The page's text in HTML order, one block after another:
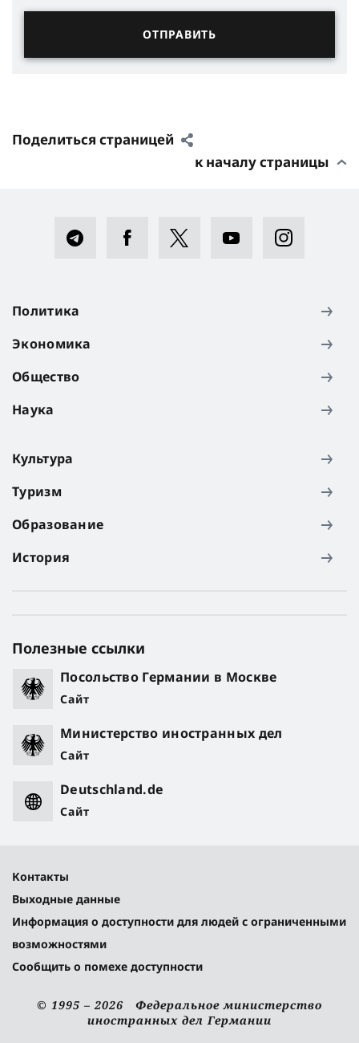
Поделиться страницей
к началу страницы
Политика
Экономика
Общество
Наука
Культура
Туризм
Образование
История
Полезные ссылки
Посольство Германии в Москве
Сайт
Министерство иностранных дел
Сайт
Deutschland.de
Сайт
Контакты
Выходные данные
Информация о доступности для людей с ограниченными
возможностями
Сообщить о помехе доступности
© 1995 – 2026 Федеральное министерство
иностранных дел Германии